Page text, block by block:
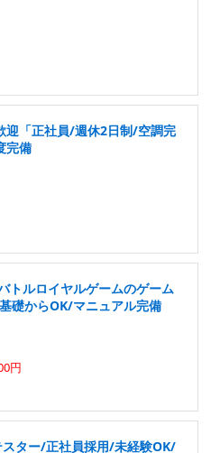
迎「正社員/週休2日制/空調完
完備
トルロイヤルゲームのゲーム
礎からOK/マニュアル完備
円
スター/正社員採用/未経験OK/